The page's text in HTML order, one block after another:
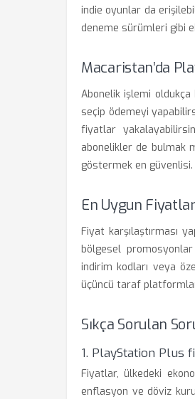
indie oyunlar da
deneme sürümleri gibi
Macaristan’da
Abonelik işlemi oldukça
seçip ödemeyi
fiyatlar
abonelikler de bulmak
göstermek en güvenlisi.
En Uygun
Fiyat karşılaştırması
bölgesel
indirim kodları veya
üçüncü taraf
Sıkça Sorulan
1. PlayStation Plus
Fiyatlar, ülkedeki
enflasyon ve döviz